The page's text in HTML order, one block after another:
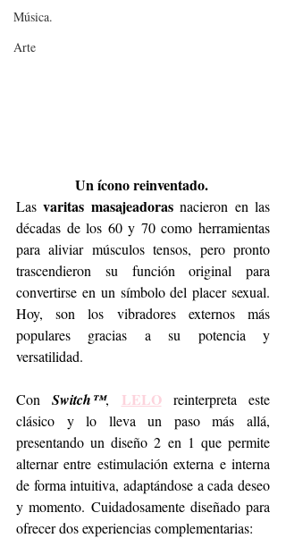
Música.
Arte
Un ícono reinventado.
Las varitas masajeadoras nacieron en las
décadas de los 60 y 70 como herramientas
para aliviar músculos tensos, pero pronto
trascendieron su función original para
convertirse en un símbolo del placer sexual.
Hoy, son los vibradores externos más
populares gracias a su potencia y
versatilidad.
Con Switch™, LELO reinterpreta este
clásico y lo lleva un paso más allá,
presentando un diseño 2 en 1 que permite
alternar entre estimulación externa e interna
de forma intuitiva, adaptándose a cada deseo
y momento. Cuidadosamente diseñado para
ofrecer dos experiencias complementarias: